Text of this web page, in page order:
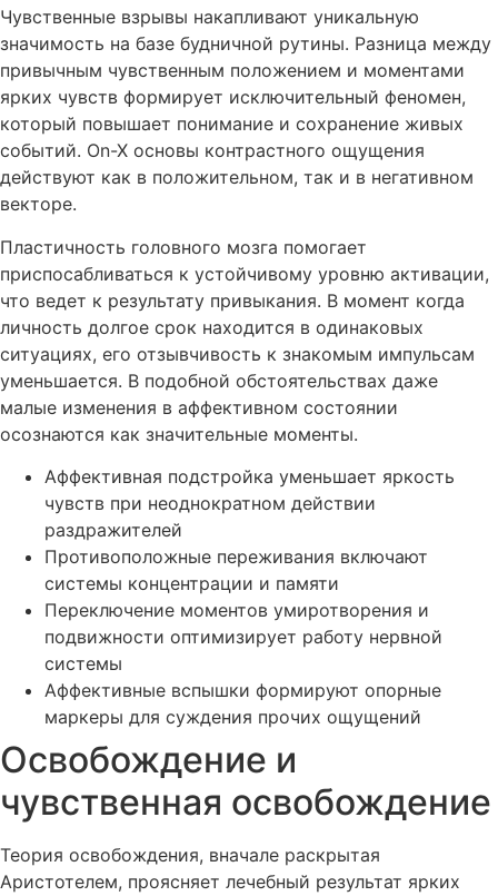
Чувственные взрывы накапливают уникальную
значимость на базе будничной рутины. Разница между
привычным чувственным положением и моментами
ярких чувств формирует исключительный феномен,
который повышает понимание и сохранение живых
событий. On-X основы контрастного ощущения
действуют как в положительном, так и в негативном
векторе.
Пластичность головного мозга помогает
приспосабливаться к устойчивому уровню активации,
что ведет к результату привыкания. В момент когда
личность долгое срок находится в одинаковых
ситуациях, его отзывчивость к знакомым импульсам
уменьшается. В подобной обстоятельствах даже
малые изменения в аффективном состоянии
осознаются как значительные моменты.
Аффективная подстройка уменьшает яркость
чувств при неоднократном действии
раздражителей
Противоположные переживания включают
системы концентрации и памяти
Переключение моментов умиротворения и
подвижности оптимизирует работу нервной
системы
Аффективные вспышки формируют опорные
маркеры для суждения прочих ощущений
Освобождение и
чувственная освобождение
Теория освобождения, вначале раскрытая
Аристотелем, проясняет лечебный результат ярких